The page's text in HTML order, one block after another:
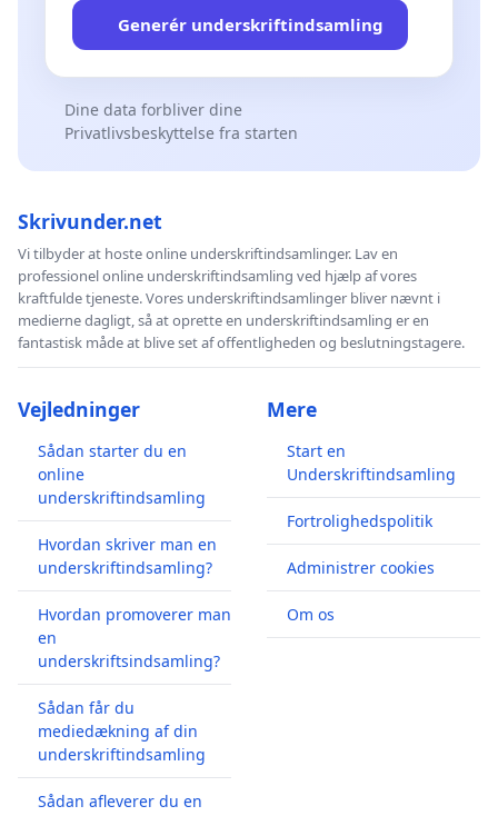
Generér underskriftindsamling
Dine data forbliver dine
Privatlivsbeskyttelse fra starten
Skrivunder.net
Vi tilbyder at hoste online underskriftindsamlinger. Lav en
professionel online underskriftindsamling ved hjælp af vores
kraftfulde tjeneste. Vores underskriftindsamlinger bliver nævnt i
medierne dagligt, så at oprette en underskriftindsamling er en
fantastisk måde at blive set af offentligheden og beslutningstagere.
Vejledninger
Sådan starter du en
online
underskriftindsamling
Hvordan skriver man en
underskriftindsamling?
Hvordan promoverer man
en
underskriftsindsamling?
Sådan får du
mediedækning af din
underskriftindsamling
Sådan afleverer du en
Mere
Start en
Underskriftindsamling
Fortrolighedspolitik
Administrer cookies
Om os